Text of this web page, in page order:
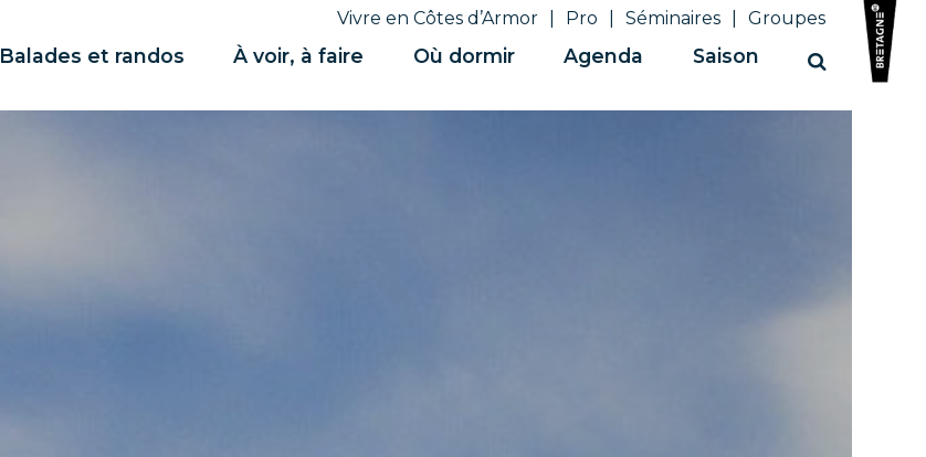
Vivre en Côtes d’Armor Pro Séminaires Groupes
Balades et randos À voir, à faire Où dormir Agenda Saison